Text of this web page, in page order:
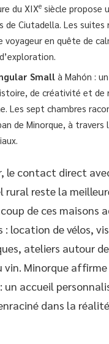
du XIXe siècle propose
de Ciutadella. Les suites
voyageur en quête de
Small à Mahón :
de créativité et de
Les sept chambres
de Minorque, à travers
le contact direct
rural reste la
de ces maisons
: location de vélos,
ateliers autour
vin. Minorque
un accueil
dans la